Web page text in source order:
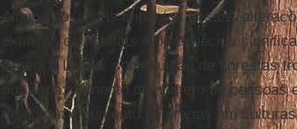
Alguns possíveis impactos dessas
extinção de hábitats e de espécies
América Latina; substituição de florestas
por árida; aumento do número de
de água); e aumento de pragas em